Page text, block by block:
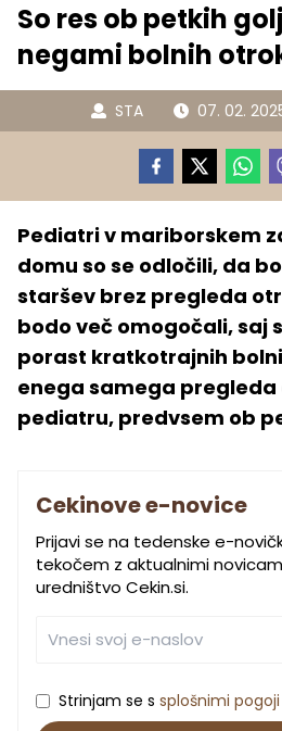
So res ob petkih
negami bolnih
STA 07. 02.
Pediatri v mariborskem
domu so se odločili, da
staršev brez pregleda
bodo več omogočali, saj
porast kratkotrajnih
enega samega
pediatru, predvsem ob
Cekinove e-novice
Prijavi se na tedenske e-
tekočem z aktualnimi
uredništvo Cekin.si.
Strinjam se s splošnimi pogoji